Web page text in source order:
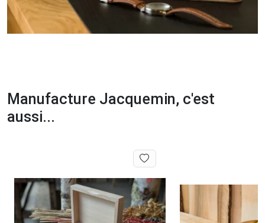
Manufacture Jacquemin, c'est
aussi...